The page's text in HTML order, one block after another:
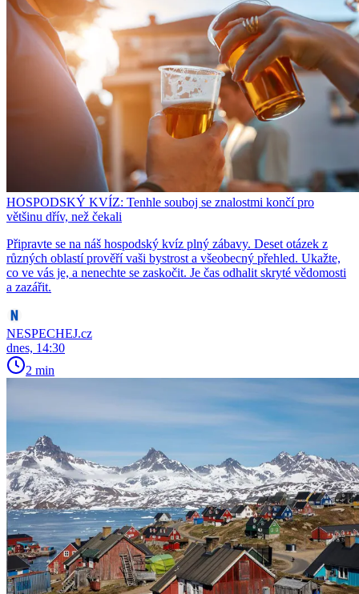
HOSPODSKÝ KVÍZ: Tenhle souboj se znalostmi končí pro
většinu dřív, než čekali
Připravte se na náš hospodský kvíz plný zábavy. Deset otázek z
různých oblastí prověří vaši bystrost a všeobecný přehled. Ukažte,
co ve vás je, a nenechte se zaskočit. Je čas odhalit skryté vědomosti
a zazářit.
NESPECHEJ.cz
dnes, 14:30
2 min